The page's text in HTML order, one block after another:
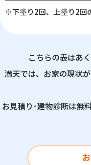
※下塗り2回、上塗り2回
こちらの表はあ
満天では、お家の現状
お見積り･建物診断は無